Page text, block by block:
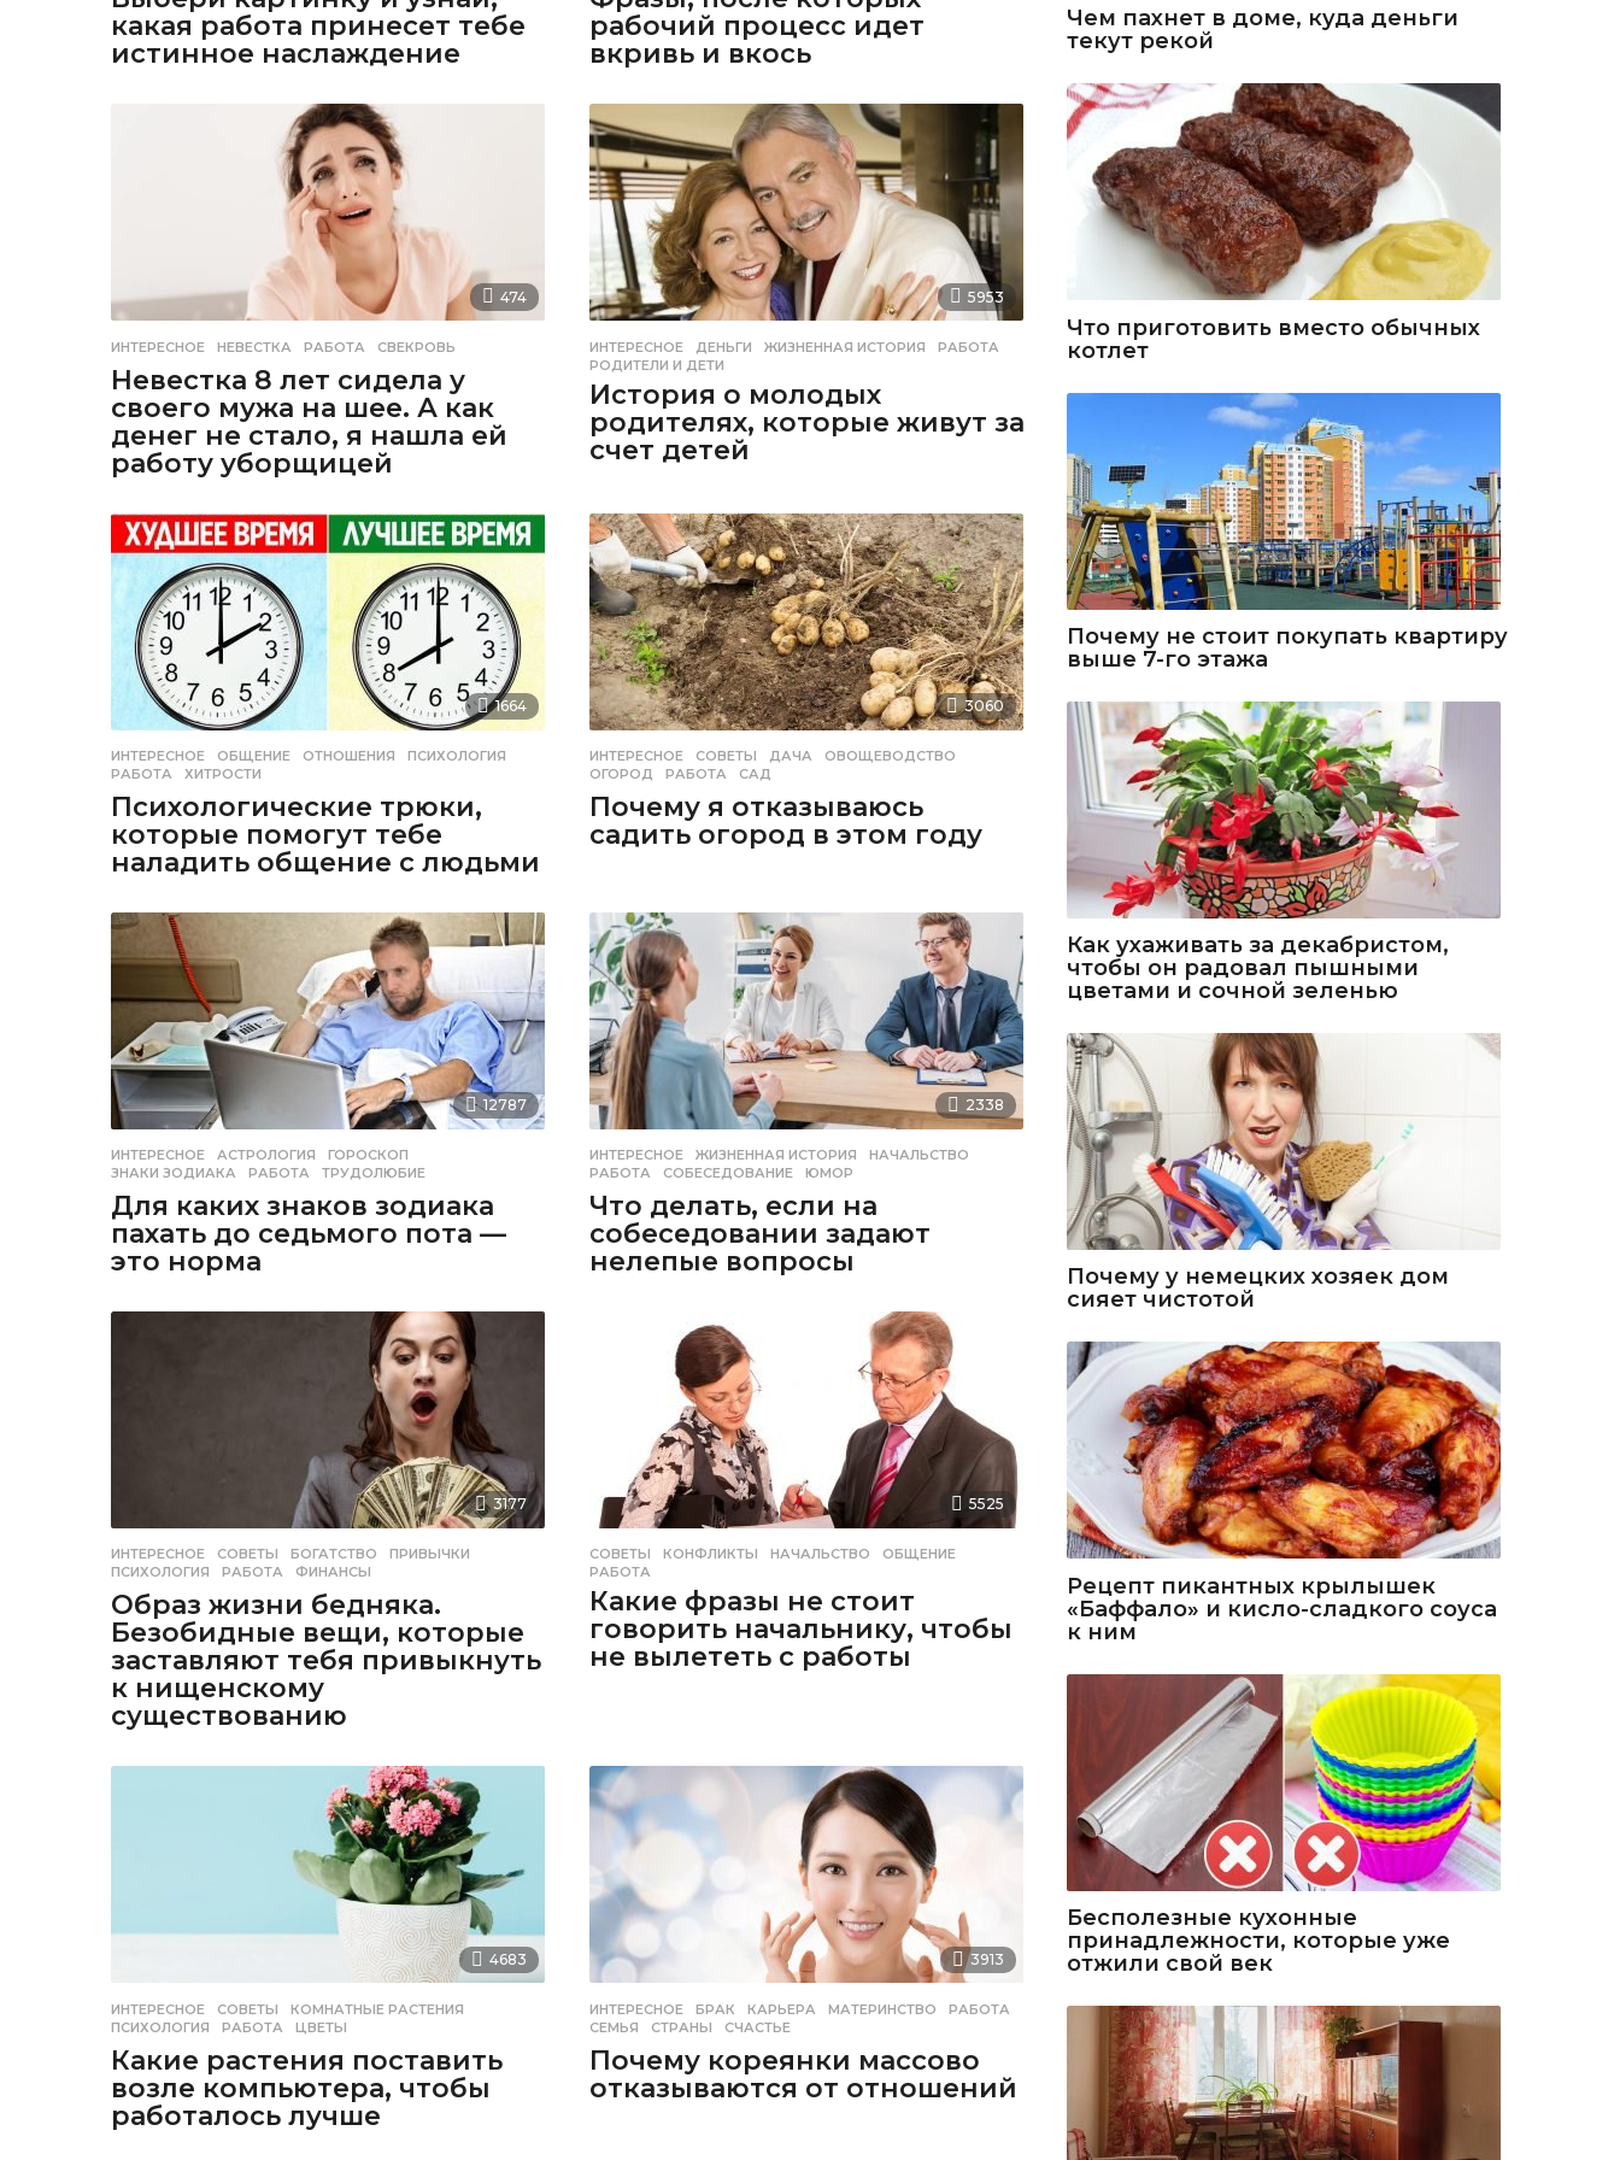
какая работа принесет тебе
истинное наслаждение
рабочий процесс идет
вкривь и вкось
474
ИНТЕРЕСНОЕ НЕВЕСТКА ,РАБОТА ,СВЕКРОВЬ
Невестка 8 лет сидела у
своего мужа на шее. А как
денег не стало, я нашла ей
работу уборщицей
5953
ИНТЕРЕСНОЕ ДЕНЬГИ ,ЖИЗНЕННАЯ ИСТОРИЯ ,РАБОТА
РОДИТЕЛИ И ДЕТИ
История о молодых
родителях, которые живут за
счет детей
1664
ИНТЕРЕСНОЕ ОБЩЕНИЕ ,ОТНОШЕНИЯ ,ПСИХОЛОГИЯ
РАБОТА
,ХИТРОСТИ
Психологические трюки,
которые помогут тебе
наладить общение с людьми
3060
ИНТЕРЕСНОЕ ,СОВЕТЫ ДАЧА ,ОВОЩЕВОДСТВО
ОГОРОД
,РАБОТА ,САД
Почему я отказываюсь
садить огород в этом году
12787
ИНТЕРЕСНОЕ АСТРОЛОГИЯ ,ГОРОСКОП
ЗНАКИ ЗОДИАКА
,РАБОТА ,ТРУДОЛЮБИЕ
Для каких знаков зодиака
пахать до седьмого пота —
это норма
2338
ИНТЕРЕСНОЕ ЖИЗНЕННАЯ ИСТОРИЯ ,НАЧАЛЬСТВО
РАБОТА
,СОБЕСЕДОВАНИЕ ,ЮМОР
Что делать, если на
собеседовании задают
нелепые вопросы
3177
ИНТЕРЕСНОЕ ,СОВЕТЫ БОГАТСТВО ,ПРИВЫЧКИ
ПСИХОЛОГИЯ
,РАБОТА ,ФИНАНСЫ
Образ жизни бедняка.
Безобидные вещи, которые
заставляют тебя привыкнуть
к нищенскому
существованию
5525
СОВЕТЫ КОНФЛИКТЫ ,НАЧАЛЬСТВО ,ОБЩЕНИЕ
РАБОТА
Какие фразы не стоит
говорить начальнику, чтобы
не вылететь с работы
4683
ИНТЕРЕСНОЕ ,СОВЕТЫ КОМНАТНЫЕ РАСТЕНИЯ
ПСИХОЛОГИЯ
,РАБОТА ,ЦВЕТЫ
Какие растения поставить
возле компьютера, чтобы
работалось лучше
3913
ИНТЕРЕСНОЕ БРАК ,КАРЬЕРА ,МАТЕРИНСТВО ,РАБОТА
СЕМЬЯ
,СТРАНЫ ,СЧАСТЬЕ
Почему кореянки массово
отказываются от отношений
Чем пахнет в доме, куда деньги
текут рекой
Что приготовить вместо обычных
котлет
Почему не стоит покупать квартиру
выше 7-го этажа
Как ухаживать за декабристом,
чтобы он радовал пышными
цветами и сочной зеленью
Почему у немецких хозяек дом
сияет чистотой
Рецепт пикантных крылышек
«Баффало» и кисло-сладкого соуса
к ним
Бесполезные кухонные
принадлежности, которые уже
отжили свой век